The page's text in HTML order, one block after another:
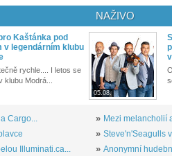
Kaštánka pod
v legendárním klubu
rychle.... I letos se
klubu Modrá...
Cargo...
Illuminati.ca...
NAŽIVO
05.08.
» Mezi melancholií
» Steve'n'Seagulls
» Anonymní